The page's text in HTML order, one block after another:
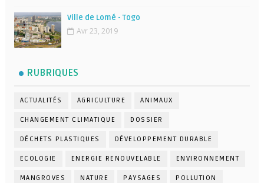
Ville de Lomé - Togo
Avr 23, 2019
RUBRIQUES
ACTUALITÉS AGRICULTURE ANIMAUX
CHANGEMENT CLIMATIQUE DOSSIER
DÉCHETS PLASTIQUES DÉVELOPPEMENT DURABLE
ECOLOGIE ENERGIE RENOUVELABLE ENVIRONNEMENT
MANGROVES NATURE PAYSAGES POLLUTION